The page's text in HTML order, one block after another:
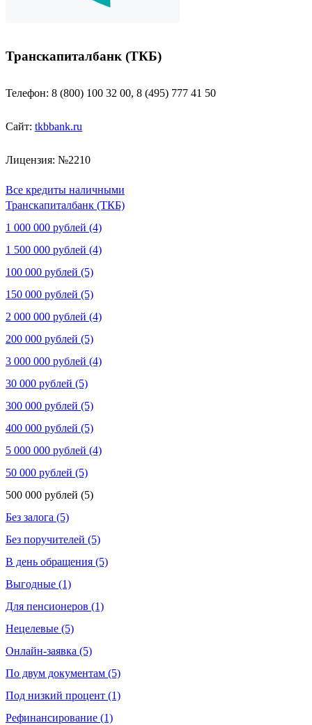
Транскапиталбанк (ТКБ)
Телефон: 8 (800) 100 32 00, 8 (495) 777 41 50
Сайт: tkbbank.ru
Лицензия: №2210
Все кредиты наличными
Транскапиталбанк (ТКБ)
1 000 000 рублей (4)
1 500 000 рублей (4)
100 000 рублей (5)
150 000 рублей (5)
2 000 000 рублей (4)
200 000 рублей (5)
3 000 000 рублей (4)
30 000 рублей (5)
300 000 рублей (5)
400 000 рублей (5)
5 000 000 рублей (4)
50 000 рублей (5)
500 000 рублей (5)
Без залога (5)
Без поручителей (5)
В день обращения (5)
Выгодные (1)
Для пенсионеров (1)
Нецелевые (5)
Онлайн-заявка (5)
По двум документам (5)
Под низкий процент (1)
Рефинансирование (1)